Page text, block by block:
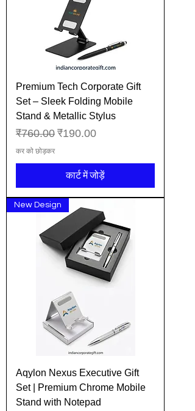
Premium Tech Corporate Gift
Set – Sleek Folding Mobile
Stand & Metallic Stylus
नियमित मूल्य
₹760.00 बिक्री मूल्य
₹190.00
कर को छोड़कर
कार्ट में जोड़ें
New Design
Aqylon Nexus Executive Gift
Set | Premium Chrome Mobile
Stand with Notepad